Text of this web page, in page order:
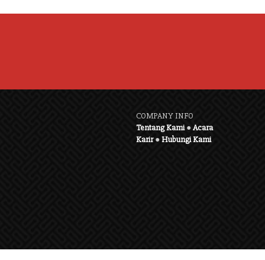
COMPANY INFO
Tentang Kami●Acara
Karir●Hubungi Kami